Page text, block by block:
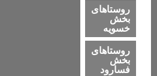
روستاهای
بخش
خسویه
روستاهای
بخش
فسارود